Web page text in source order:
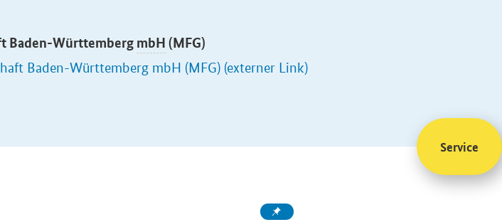
Baden-Württemberg mbH (MFG)
Baden-Württemberg mbH (MFG) (externer Link)
Service